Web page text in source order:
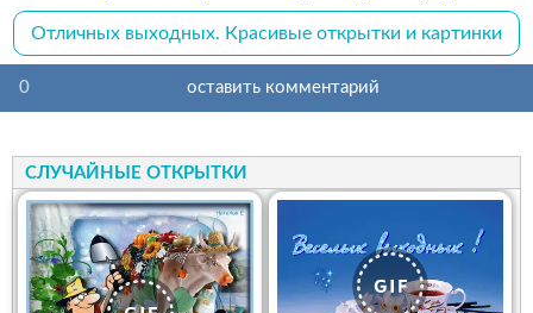
Отличных выходных. Красивые открытки и картинки
0 оставить комментарий
СЛУЧАЙНЫЕ ОТКРЫТКИ